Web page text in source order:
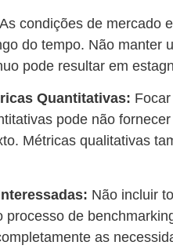
As condições de mercado
do tempo. Não manter
pode resultar em
Quantitativas: Focar
pode não
Métricas qualitativas
Não incluir
de
as